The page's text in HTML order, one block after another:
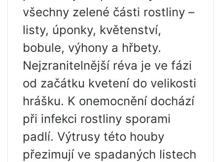
všechny zelené části rostliny –
listy, úponky, květenství,
bobule, výhony a hřbety.
Nejzranitelnější réva je ve fázi
od začátku kvetení do velikosti
hrášku. K onemocnění dochází
při infekci rostliny sporami
padlí. Výtrusy této houby
přezimují ve spadaných listech